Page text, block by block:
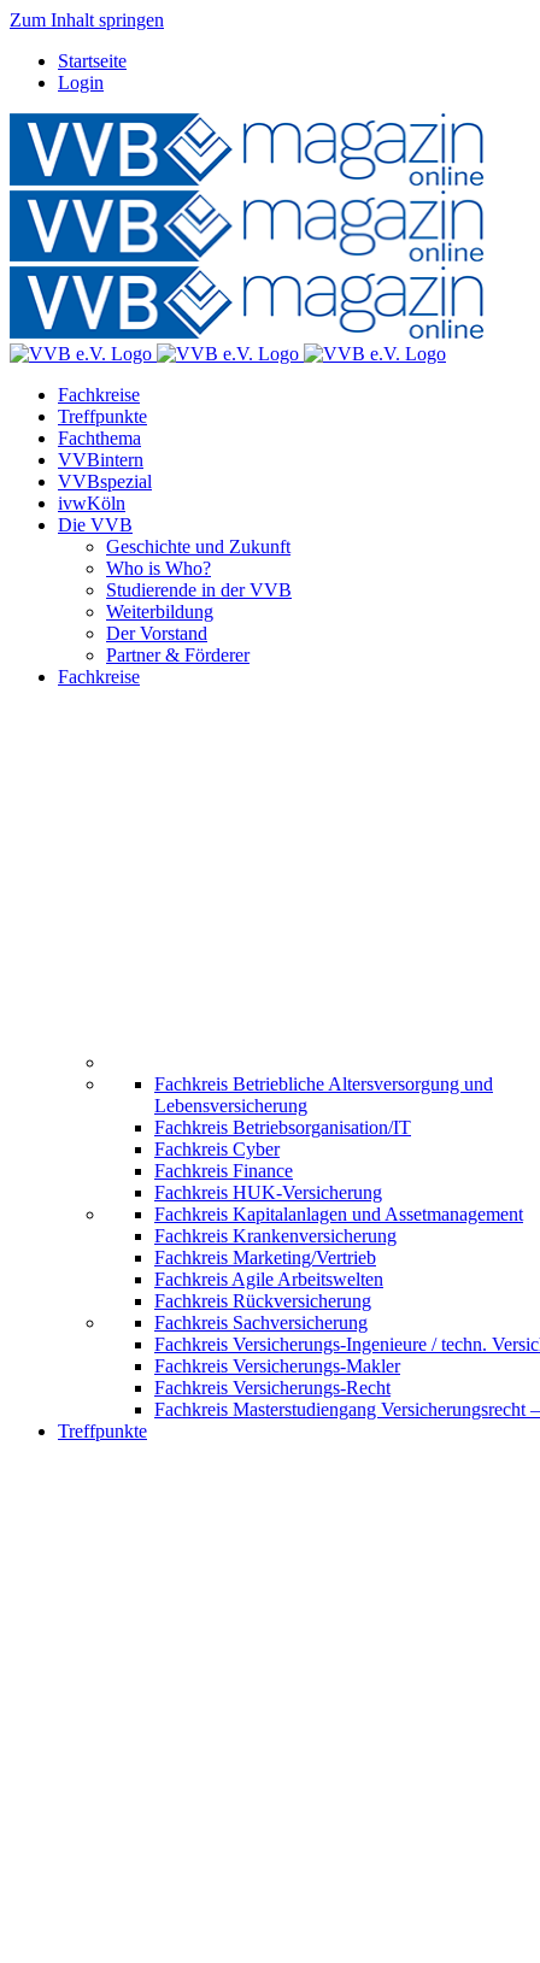
Zum Inhalt springen
Startseite
Login
Fachkreise
Treffpunkte
Fachthema
VVBintern
VVBspezial
ivwKöln
Die VVB
Geschichte und Zukunft
Who is Who?
Studierende in der VVB
Weiterbildung
Der Vorstand
Partner & Förderer
Fachkreise
Fachkreis Betriebliche Altersversorgung und
Lebensversicherung
Fachkreis Betriebsorganisation/IT
Fachkreis Cyber
Fachkreis Finance
Fachkreis HUK-Versicherung
Fachkreis Kapitalanlagen und Assetmanagement
Fachkreis Krankenversicherung
Fachkreis Marketing/Vertrieb
Fachkreis Agile Arbeitswelten
Fachkreis Rückversicherung
Fachkreis Sachversicherung
Fachkreis Versicherungs-Ingenieure / techn.
Fachkreis Versicherungs-Makler
Fachkreis Versicherungs-Recht
Fachkreis Masterstudiengang Versicherungsrecht
Treffpunkte